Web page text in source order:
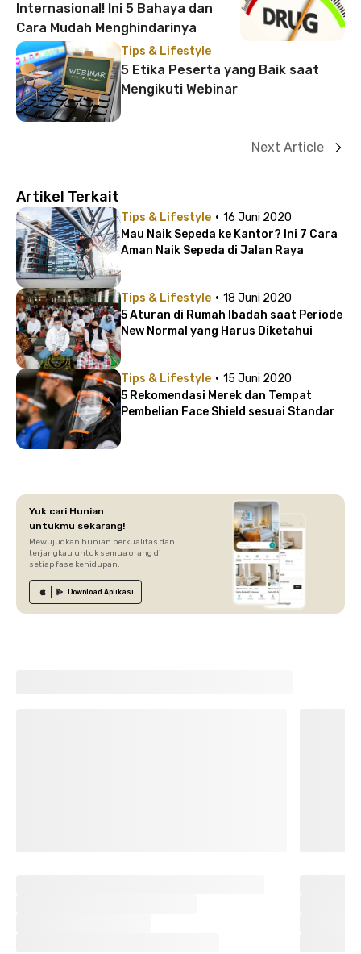
Internasional! Ini 5 Bahaya dan
Cara Mudah Menghindarinya
Tips & Lifestyle
5 Etika Peserta yang Baik saat
Mengikuti Webinar
Next Article
Artikel Terkait
Tips & Lifestyle · 16 Juni 2020
Mau Naik Sepeda ke Kantor? Ini 7 Cara
Aman Naik Sepeda di Jalan Raya
Tips & Lifestyle · 18 Juni 2020
5 Aturan di Rumah Ibadah saat Periode
New Normal yang Harus Diketahui
Tips & Lifestyle · 15 Juni 2020
5 Rekomendasi Merek dan Tempat
Pembelian Face Shield sesuai Standar
Yuk cari Hunian
untukmu sekarang!
Mewujudkan hunian berkualitas dan
terjangkau untuk semua orang di
setiap fase kehidupan.
Download Aplikasi